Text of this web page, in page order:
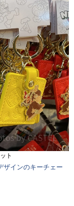
ト
ザインのキーチェー